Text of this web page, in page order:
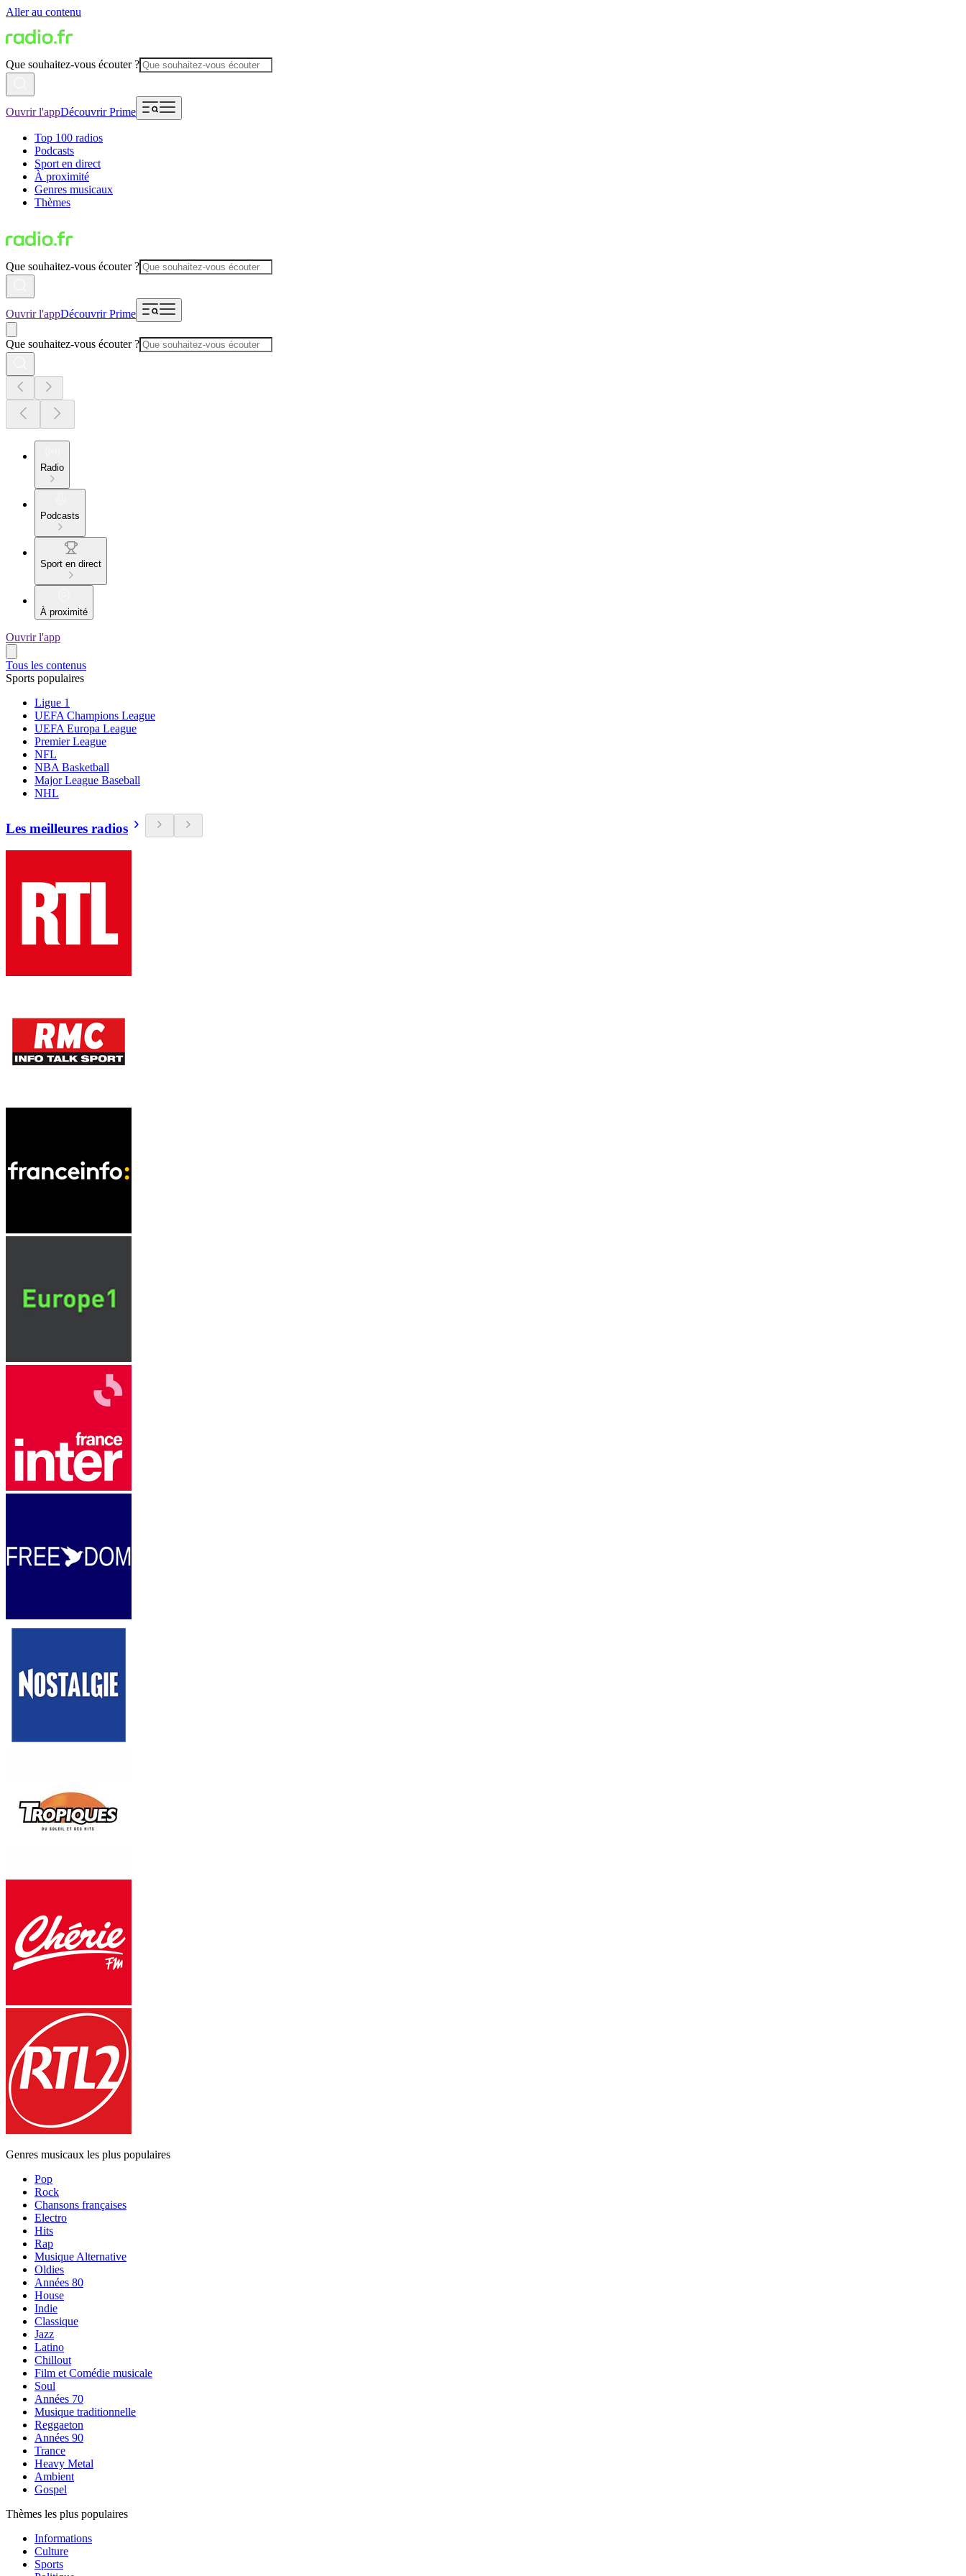
Aller au contenu
Que souhaitez-vous écouter ?
Ouvrir l'appDécouvrir Prime
Top 100 radios
Podcasts
Sport en direct
À proximité
Genres musicaux
Thèmes
Que souhaitez-vous écouter ?
Ouvrir l'appDécouvrir Prime
Que souhaitez-vous écouter ?
Radio
Podcasts
Sport en direct
À proximité
Ouvrir l'app
Tous les contenus
Sports populaires
Ligue 1
UEFA Champions League
UEFA Europa League
Premier League
NFL
NBA Basketball
Major League Baseball
NHL
Les meilleures radios
Genres musicaux les plus populaires
Pop
Rock
Chansons françaises
Electro
Hits
Rap
Musique Alternative
Oldies
Années 80
House
Indie
Classique
Jazz
Latino
Chillout
Film et Comédie musicale
Soul
Années 70
Musique traditionnelle
Reggaeton
Années 90
Trance
Heavy Metal
Ambient
Gospel
Thèmes les plus populaires
Informations
Culture
Sports